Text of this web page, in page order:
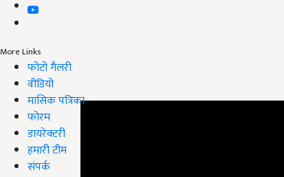
More Links
फोटो गैलरी
वीडियो
मासिक पत्रिका
फोरम
डायरेक्टरी
हमारी टीम
संपर्क